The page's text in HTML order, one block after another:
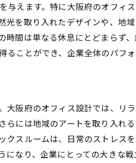
足度を高める大阪府のオフィス設
間作りのポイント
リラックスルームの要素
す満足感
ミュニケーションの融合
ス環境の特徴
スルームがもたらすオフィスの
る自然光の利用法
えます。特に大阪府のオフィ
を取り入れたデザインや、地
間は単なる休息にとどまらず
ことができ、企業全体のパフォ
阪府のオフィス設計では、リ
には地域のアートを取り入れ
スルームは、日常のストレス
なり、企業にとっての大きな